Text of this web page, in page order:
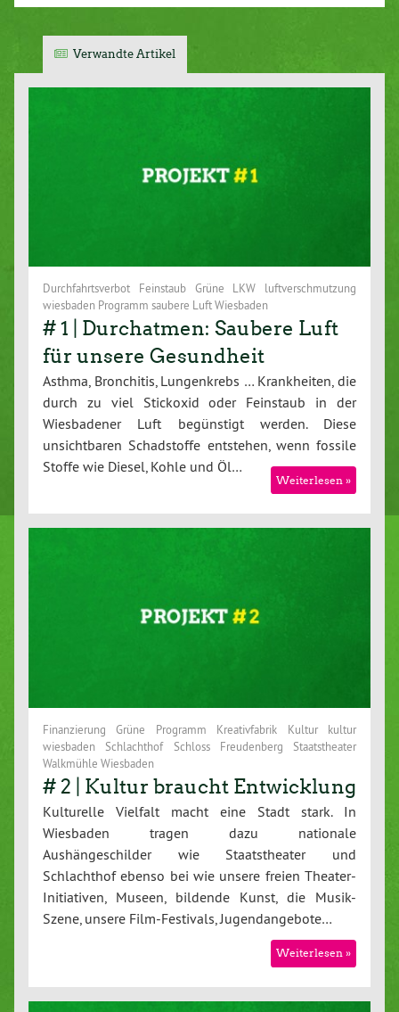
Verwandte Artikel
Durchfahrtsverbot Feinstaub Grüne LKW luftverschmutzung
wiesbaden Programm saubere Luft Wiesbaden
# 1 | Durchatmen: Saubere Luft
für unsere Gesundheit
Asthma, Bronchitis, Lungenkrebs … Krankheiten, die
durch zu viel Stickoxid oder Feinstaub in der
Wiesbadener Luft begünstigt werden. Diese
unsichtbaren Schadstoffe entstehen, wenn fossile
Stoffe wie Diesel, Kohle und Öl…
Weiterlesen »
Finanzierung Grüne Programm Kreativfabrik Kultur kultur
wiesbaden Schlachthof Schloss Freudenberg Staatstheater
Walkmühle Wiesbaden
# 2 | Kultur braucht Entwicklung
Kulturelle Vielfalt macht eine Stadt stark. In
Wiesbaden tragen dazu nationale
Aushängeschilder wie Staatstheater und
Schlachthof ebenso bei wie unsere freien Theater-
Initiativen, Museen, bildende Kunst, die Musik-
Szene, unsere Film-Festivals, Jugendangebote…
Weiterlesen »